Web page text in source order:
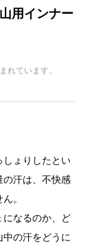
用インナー
れています。
ょりしたとい
の汗は、不快感
。
になるのか、ど
の汗をどうに